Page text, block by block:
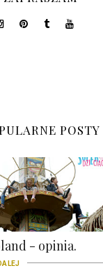
POSTY
- opinia.